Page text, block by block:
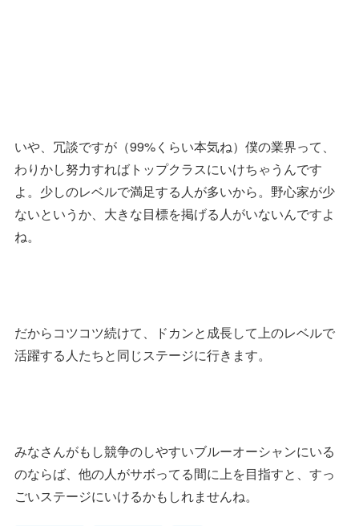
いや、冗談ですが（99%くらい本気ね）僕の業界って、
わりかし努力すればトップクラスにいけちゃうんです
よ。少しのレベルで満足する人が多いから。野心家が少
ないというか、大きな目標を掲げる人がいないんですよ
ね。
だからコツコツ続けて、ドカンと成長して上のレベルで
活躍する人たちと同じステージに行きます。
みなさんがもし競争のしやすいブルーオーシャンにいる
のならば、他の人がサボってる間に上を目指すと、すっ
ごいステージにいけるかもしれませんね。